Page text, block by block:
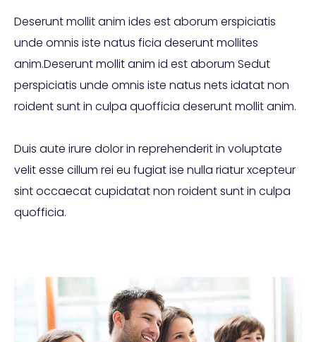
Deserunt mollit anim ides est aborum erspiciatis
unde omnis iste natus ficia deserunt mollites
anim.Deserunt mollit anim id est aborum Sedut
perspiciatis unde omnis iste natus nets idatat non
roident sunt in culpa quofficia deserunt mollit anim.
Duis aute irure dolor in reprehenderit in voluptate
velit esse cillum rei eu fugiat ise nulla riatur xcepteur
sint occaecat cupidatat non roident sunt in culpa
quofficia.